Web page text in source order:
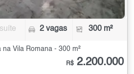
2 vagas 300 m²
Vila Romana - 300 m²
R$ 2.200.000